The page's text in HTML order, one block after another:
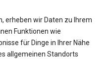
erheben wir Daten zu Ihrem
Funktionen wie
für Dinge in Ihrer Nähe
allgemeinen Standorts